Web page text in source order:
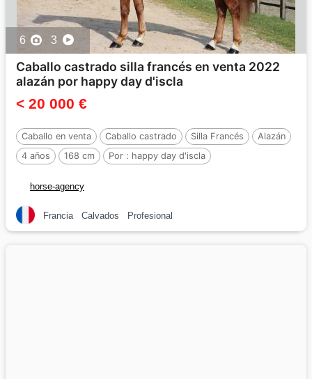
6 3
Caballo castrado silla francés en venta 2022
alazán por happy day d'iscla
< 20 000 €
Caballo en venta Caballo castrado Silla Francés
Alazán
4 años
168 cm Por : happy day d'iscla
horse-agency
Francia Calvados Profesional